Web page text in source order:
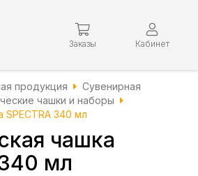
Заказы Кабинет
продукция
Сувенирная
чашки и наборы
SPECTRA 340 мл
чашка
мл